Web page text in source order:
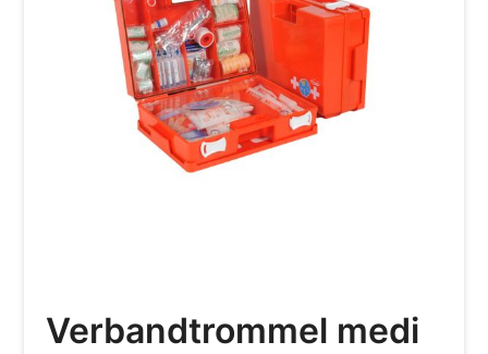
Verbandtrommel medi